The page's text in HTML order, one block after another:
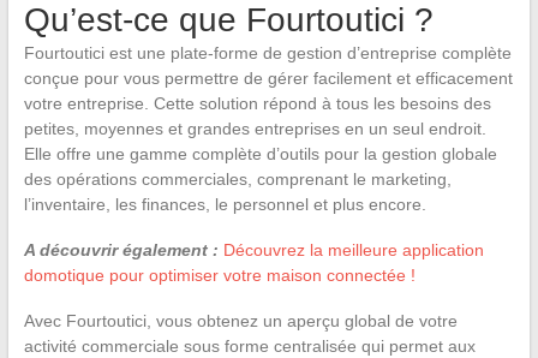
Qu’est-ce que Fourtoutici ?
Fourtoutici est une plate-forme de gestion d’entreprise complète
conçue pour vous permettre de gérer facilement et efficacement
votre entreprise. Cette solution répond à tous les besoins des
petites, moyennes et grandes entreprises en un seul endroit.
Elle offre une gamme complète d’outils pour la gestion globale
des opérations commerciales, comprenant le marketing,
l’inventaire, les finances, le personnel et plus encore.
A découvrir également : Découvrez la meilleure application
domotique pour optimiser votre maison connectée !
Avec Fourtoutici, vous obtenez un aperçu global de votre
activité commerciale sous forme centralisée qui permet aux